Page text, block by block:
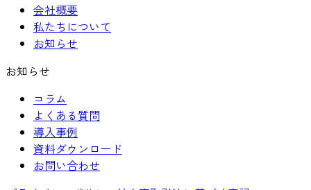
会社概要
私たちについて
お知らせ
お知らせ
コラム
よくある質問
導入事例
資料ダウンロード
お問い合わせ